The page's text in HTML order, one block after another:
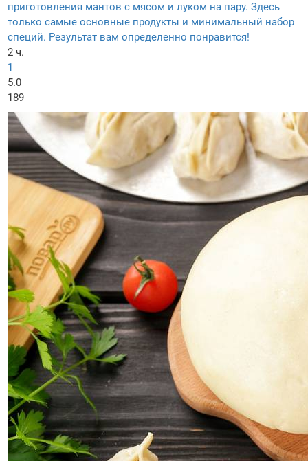
приготовления мантов с мясом и луком на пару. Здесь
только самые основные продукты и минимальный набор
специй. Результат вам определенно понравится!
2 ч.
1
5.0
189